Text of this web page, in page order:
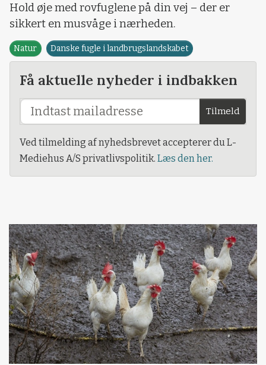
Hold øje med rovfuglene på din vej – der er
sikkert en musvåge i nærheden.
Natur Danske fugle i landbrugslandskabet
Få aktuelle nyheder i indbakken
Tilmeld
Ved tilmelding af nyhedsbrevet accepterer du L-
Mediehus A/S privatlivspolitik. Læs den her.